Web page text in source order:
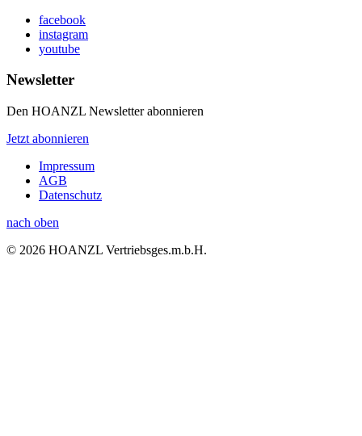
facebook
instagram
youtube
Newsletter
Den HOANZL Newsletter abonnieren
Jetzt abonnieren
Impressum
AGB
Datenschutz
nach oben
© 2026 HOANZL Vertriebsges.m.b.H.